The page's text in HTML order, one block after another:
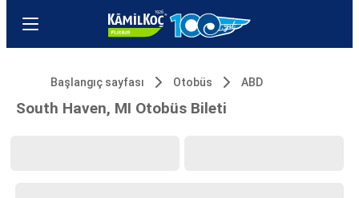
Başlangıç sayfası Otobüs ABD
South Haven, MI Otobüs Bileti